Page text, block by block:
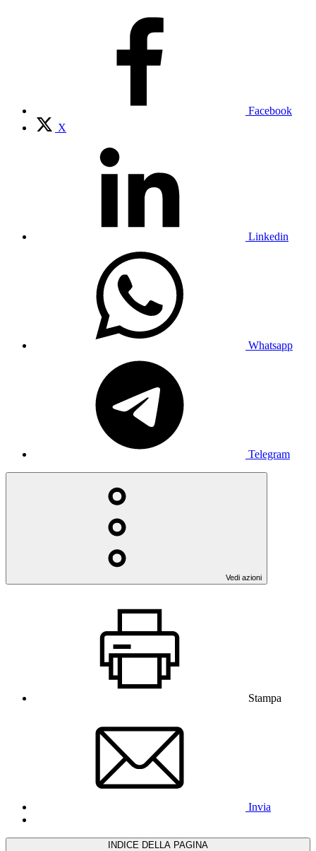
Facebook
X
Linkedin
Whatsapp
Telegram
Vedi azioni
Stampa
Invia
INDICE DELLA PAGINA